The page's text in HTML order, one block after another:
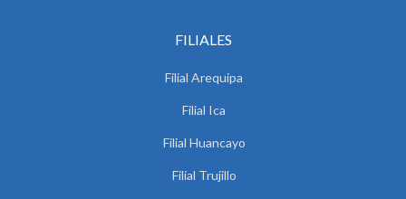
FILIALES
Filial Arequipa
Filial Ica
Filial Huancayo
Filial Trujillo